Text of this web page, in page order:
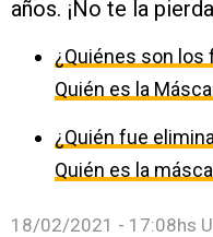
años. ¡No te la
¿Quiénes son los
Quién es la
¿Quién fue
Quién es la
18/02/2021 - 17:08hs